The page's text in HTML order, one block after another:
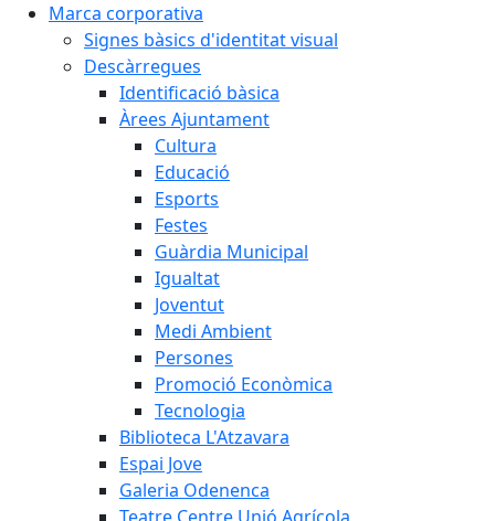
Marca corporativa
Signes bàsics d'identitat visual
Descàrregues
Identificació bàsica
Àrees Ajuntament
Cultura
Educació
Esports
Festes
Guàrdia Municipal
Igualtat
Joventut
Medi Ambient
Persones
Promoció Econòmica
Tecnologia
Biblioteca L'Atzavara
Espai Jove
Galeria Odenenca